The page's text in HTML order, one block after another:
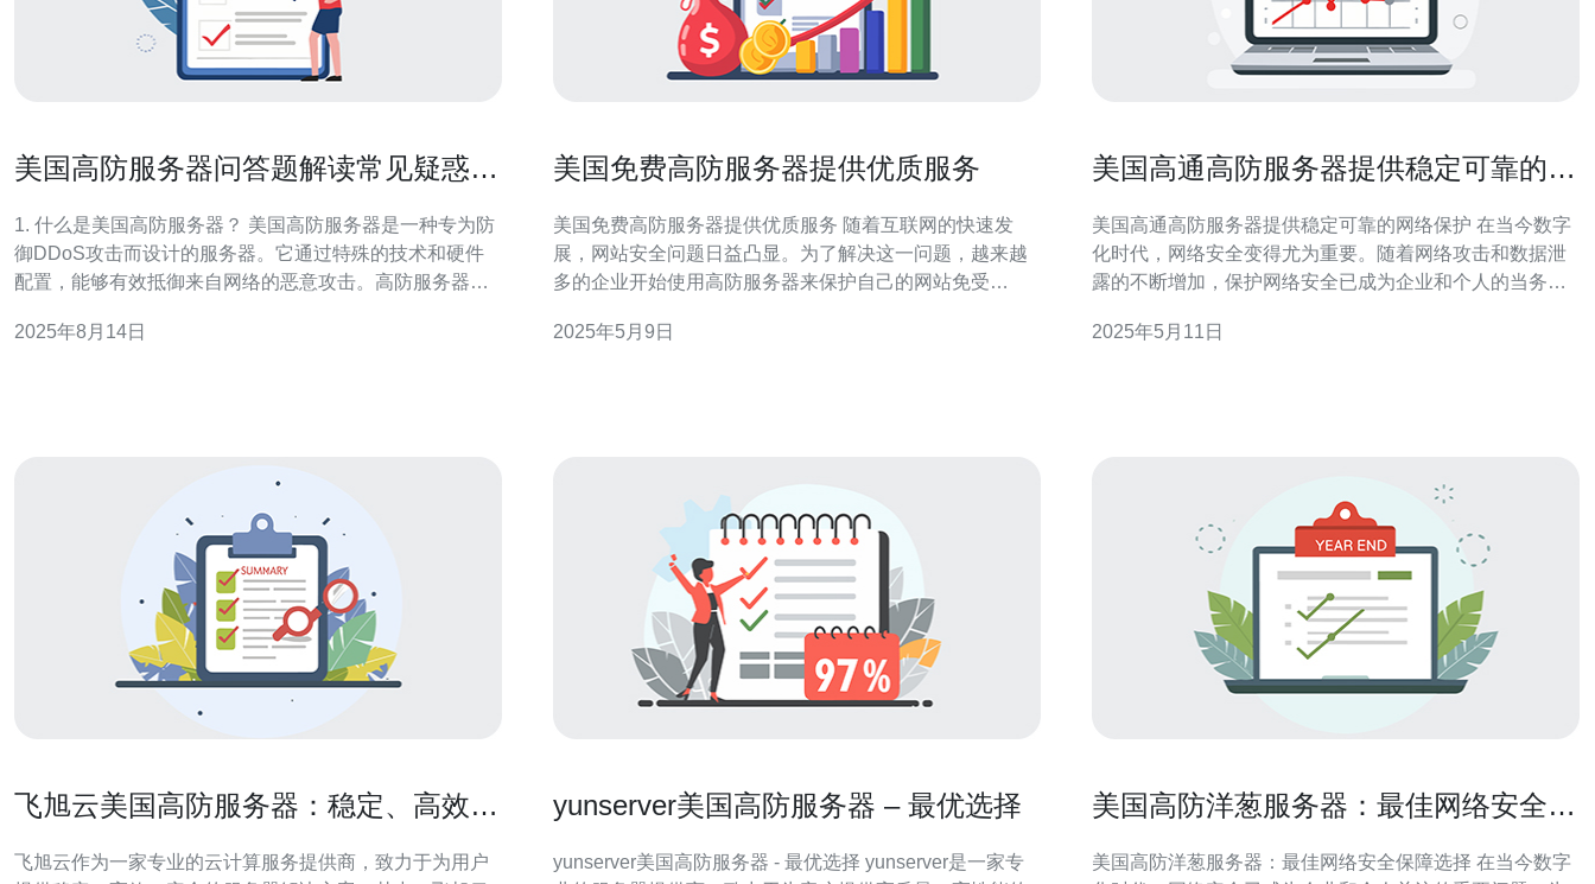
美国高防服务器问答题解读常见疑惑与
1. 什么是美国高防服务器？ 美国高防服务器是一种专为防
御DDoS攻击而设计的服务器。它通过特殊的技术和硬件
配置，能够有效抵御来自网络的恶意攻击。高防服务器通
的带宽，以应对突发流量。 2. 抗攻击能力：具备强大的防
2025年8月14日
美国免费高防服务器提供优质服务
美国免费高防服务器提供优质服务 随着互联网的快速发
展，网站安全问题日益凸显。为了解决这一问题，越来越
多的企业开始使用高防服务器来保护自己的网站免受
务器服务，为用户提供更安全、稳定的网络环境。 美国的
2025年5月9日
美国高通高防服务器提供稳定可靠的网
美国高通高防服务器提供稳定可靠的网络保护 在当今数字
化时代，网络安全变得尤为重要。随着网络攻击和数据泄
露的不断增加，保护网络安全已成为企业和个人的当务之
可靠的网络保护解决方案。 高防服务器采用先进的防御技
2025年5月11日
飞旭云美国高防服务器：稳定、高效、
飞旭云作为一家专业的云计算服务提供商，致力于为用户
yunserver美国高防服务器 – 最优选择
yunserver美国高防服务器 - 最优选择 yunserver是一家专
美国高防洋葱服务器：最佳网络安全保
美国高防洋葱服务器：最佳网络安全保障选择 在当今数字